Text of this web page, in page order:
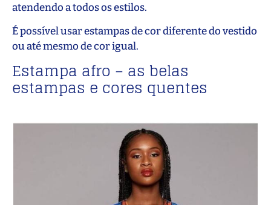
atendendo a todos os estilos.
É possível usar estampas de cor diferente do vestido
ou até mesmo de cor igual.
Estampa afro – as belas
estampas e cores quentes